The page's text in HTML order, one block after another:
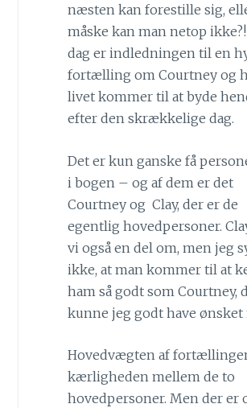
næsten kan forestille sig,
måske kan man netop
dag er indledningen til en
fortælling om Courtney og
livet kommer til at byde
efter den skrækkelige dag.
Det er kun ganske få
i bogen – og af dem er det
Courtney og Clay, der er de
egentlig hovedpersoner.
vi også en del om, men jeg
ikke, at man kommer til at
ham så godt som Courtney,
kunne jeg godt have ønsket
Hovedvægten af
kærligheden mellem de to
hovedpersoner. Men der er